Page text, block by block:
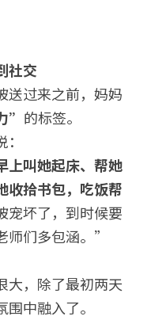
社交
送过来之前，妈妈
” 的标签。
上叫她起床、帮她
收拾书包，吃饭帮
宠坏了，到时候要
师们多包涵。”
大，除了最初两天
中融入了。